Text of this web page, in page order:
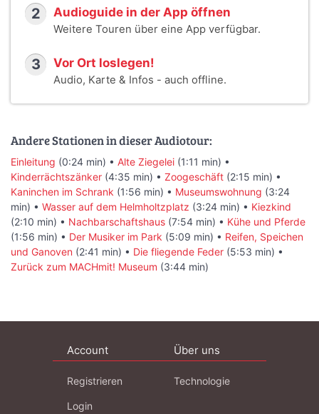
2 Audioguide in der App öffnen
Weitere Touren über eine App verfügbar.
3 Vor Ort loslegen!
Audio, Karte & Infos - auch offline.
Andere Stationen in dieser Audiotour:
Einleitung (0:24 min) • Alte Ziegelei (1:11 min) •
Kinderrächtszänker (4:35 min) • Zoogeschäft (2:15 min) •
Kaninchen im Schrank (1:56 min) • Museumswohnung (3:24
min) • Wasser auf dem Helmholtzplatz (3:24 min) • Kiezkind
(2:10 min) • Nachbarschaftshaus (7:54 min) • Kühe und Pferde
(1:56 min) • Der Musiker im Park (5:09 min) • Reifen, Speichen
und Ganoven (2:41 min) • Die fliegende Feder (5:53 min) •
Zurück zum MACHmit! Museum (3:44 min)
Account
Registrieren
Login
Über uns
Technologie